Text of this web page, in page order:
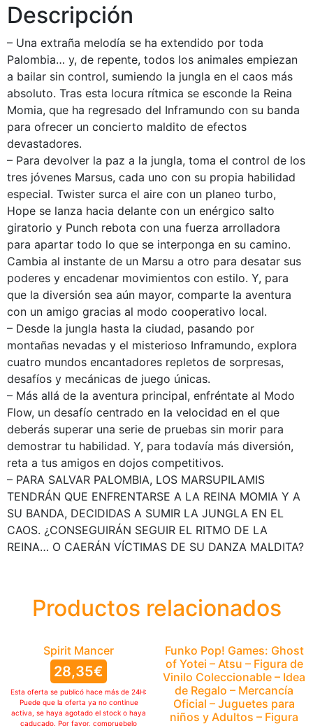
Descripción
– Una extraña melodía se ha extendido por toda
Palombia… y, de repente, todos los animales empiezan
a bailar sin control, sumiendo la jungla en el caos más
absoluto. Tras esta locura rítmica se esconde la Reina
Momia, que ha regresado del Inframundo con su banda
para ofrecer un concierto maldito de efectos
devastadores.
– Para devolver la paz a la jungla, toma el control de los
tres jóvenes Marsus, cada uno con su propia habilidad
especial. Twister surca el aire con un planeo turbo,
Hope se lanza hacia delante con un enérgico salto
giratorio y Punch rebota con una fuerza arrolladora
para apartar todo lo que se interponga en su camino.
Cambia al instante de un Marsu a otro para desatar sus
poderes y encadenar movimientos con estilo. Y, para
que la diversión sea aún mayor, comparte la aventura
con un amigo gracias al modo cooperativo local.
– Desde la jungla hasta la ciudad, pasando por
montañas nevadas y el misterioso Inframundo, explora
cuatro mundos encantadores repletos de sorpresas,
desafíos y mecánicas de juego únicas.
– Más allá de la aventura principal, enfréntate al Modo
Flow, un desafío centrado en la velocidad en el que
deberás superar una serie de pruebas sin morir para
demostrar tu habilidad. Y, para todavía más diversión,
reta a tus amigos en dojos competitivos.
– PARA SALVAR PALOMBIA, LOS MARSUPILAMIS
TENDRÁN QUE ENFRENTARSE A LA REINA MOMIA Y A
SU BANDA, DECIDIDAS A SUMIR LA JUNGLA EN EL
CAOS. ¿CONSEGUIRÁN SEGUIR EL RITMO DE LA
REINA… O CAERÁN VÍCTIMAS DE SU DANZA MALDITA?
Productos relacionados
Spirit Mancer
28,35€
Esta oferta se publicó hace más de 24H:
Puede que la oferta ya no continue
activa, se haya agotado el stock o haya
caducado. Por favor, compruebelo
Funko Pop! Games: Ghost
of Yotei – Atsu – Figura de
Vinilo Coleccionable – Idea
de Regalo – Mercancía
Oficial – Juguetes para
niños y Adultos – Figura